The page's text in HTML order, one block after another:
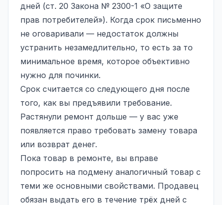
дней (ст. 20 Закона № 2300-1 «О защите
прав потребителей»). Когда срок письменно
не оговаривали — недостаток должны
устранить незамедлительно, то есть за то
минимальное время, которое объективно
нужно для починки.
Срок считается со следующего дня после
того, как вы предъявили требование.
Растянули ремонт дольше — у вас уже
появляется право требовать замену товара
или возврат денег.
Пока товар в ремонте, вы вправе
попросить на подмену аналогичный товар с
теми же основными свойствами. Продавец
обязан выдать его в течение трёх дней с